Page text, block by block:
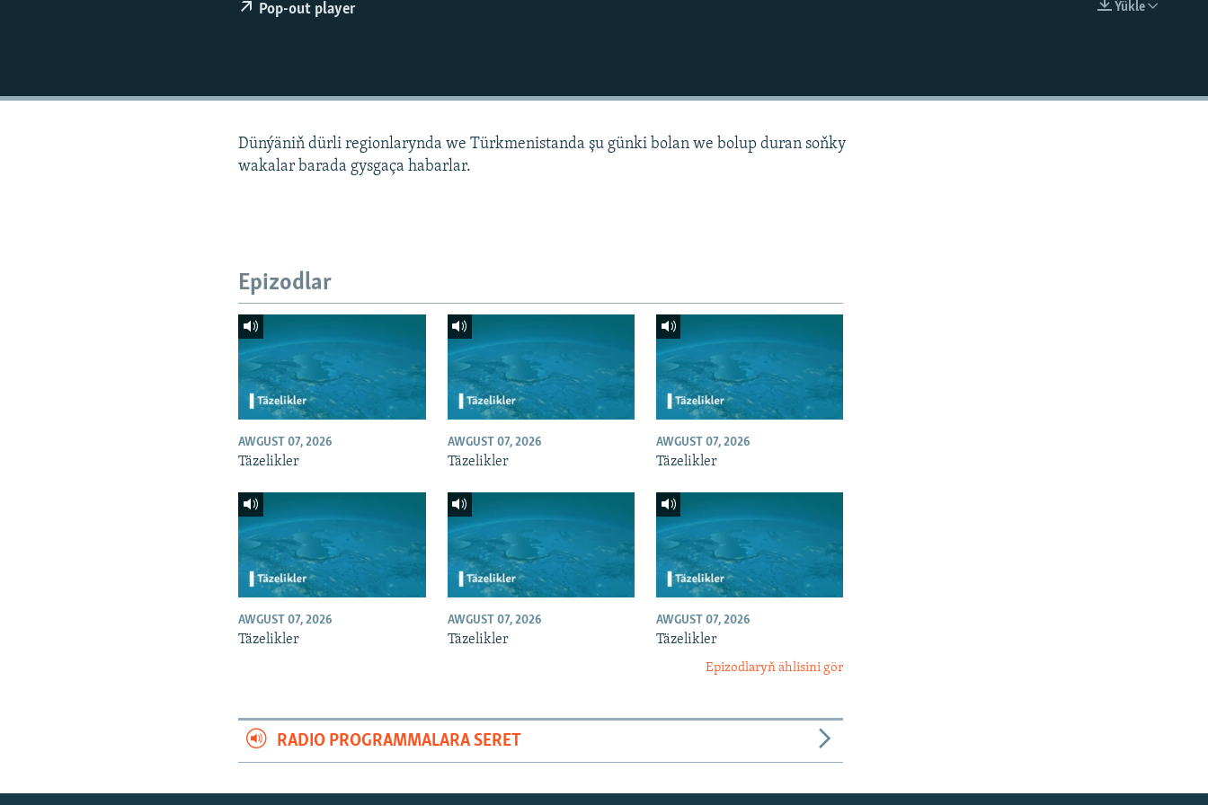
Ýükle
Pop-out player
Dünýäniň dürli regionlarynda we Türkmenistanda şu günki bolan we bolup duran soňky
wakalar barada gysgaça habarlar.
Epizodlar
AWGUST 07, 2026
Täzelikler
AWGUST 07, 2026
Täzelikler
AWGUST 07, 2026
Täzelikler
AWGUST 07, 2026
Täzelikler
AWGUST 07, 2026
Täzelikler
AWGUST 07, 2026
Täzelikler
Epizodlaryň ählisini gör
RADIO PROGRAMMALARA SERET